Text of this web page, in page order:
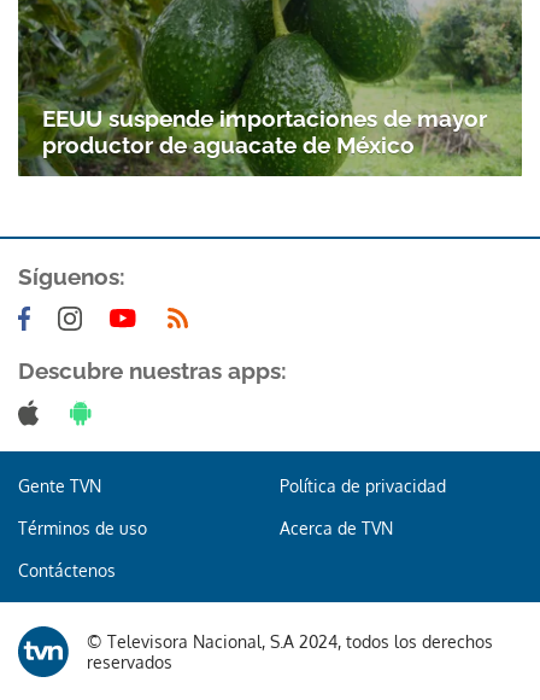
EEUU suspende importaciones de mayor
productor de aguacate de México
Síguenos:
Descubre nuestras apps:
Gente TVN Política de privacidad
Términos de uso Acerca de TVN
Contáctenos
© Televisora Nacional, S.A 2024, todos los derechos
reservados